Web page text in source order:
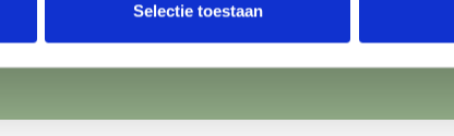
Selectie toestaan